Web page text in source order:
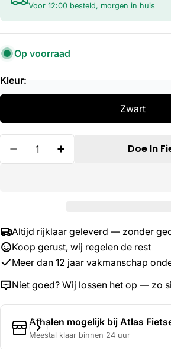
Voor 12:00 besteld, morgen in huis
Op voorraad
Kleur:
Zwart
Verminder Hoeveelheid
Verhoog De
Doe In
Altijd rijklaar geleverd — zonder
Koop gerust, wij regelen de rest
Meer dan 12 jaar vakmanschap
Niet goed? Wij lossen het op — zo
Afhalen mogelijk bij Atlas
Meestal klaar binnen 24 uur